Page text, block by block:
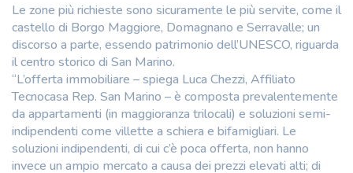
Le zone più richieste sono sicuramente le più servite, come il
castello di Borgo Maggiore, Domagnano e Serravalle; un
discorso a parte, essendo patrimonio dell’UNESCO, riguarda
il centro storico di San Marino.
“L’offerta immobiliare – spiega Luca Chezzi, Affiliato
Tecnocasa Rep. San Marino – è composta prevalentemente
da appartamenti (in maggioranza trilocali) e soluzioni semi-
indipendenti come villette a schiera e bifamigliari. Le
soluzioni indipendenti, di cui c’è poca offerta, non hanno
invece un ampio mercato a causa dei prezzi elevati alti; di